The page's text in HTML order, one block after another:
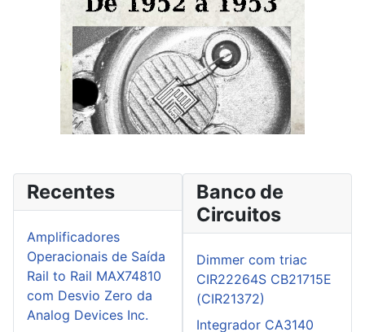
Recentes
Amplificadores
Operacionais de Saída
Rail to Rail MAX74810
com Desvio Zero da
Analog Devices Inc.
Banco de
Circuitos
Dimmer com triac
CIR22264S CB21715E
(CIR21372)
Integrador CA3140